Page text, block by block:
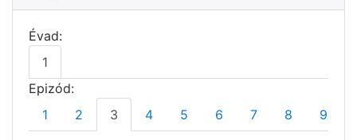
Évad:
1
Epizód:
1
2 3 4 5 6 7 8 9